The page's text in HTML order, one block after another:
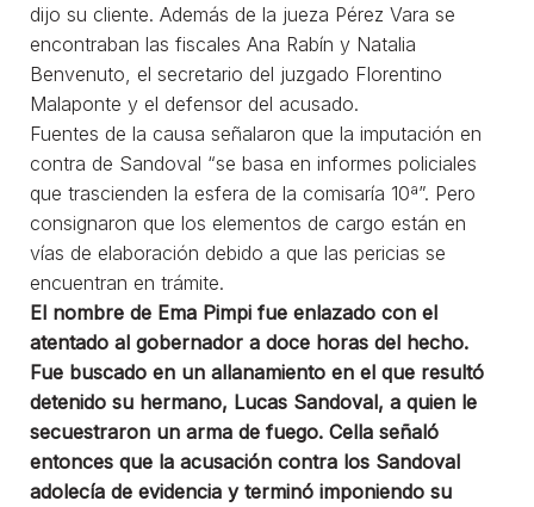
dijo su cliente. Además de la jueza Pérez Vara se
encontraban las fiscales Ana Rabín y Natalia
Benvenuto, el secretario del juzgado Florentino
Malaponte y el defensor del acusado.
Fuentes de la causa señalaron que la imputación en
contra de Sandoval “se basa en informes policiales
que trascienden la esfera de la comisaría 10ª”. Pero
consignaron que los elementos de cargo están en
vías de elaboración debido a que las pericias se
encuentran en trámite.
El nombre de Ema Pimpi fue enlazado con el
atentado al gobernador a doce horas del hecho.
Fue buscado en un allanamiento en el que resultó
detenido su hermano, Lucas Sandoval, a quien le
secuestraron un arma de fuego. Cella señaló
entonces que la acusación contra los Sandoval
adolecía de evidencia y terminó imponiendo su